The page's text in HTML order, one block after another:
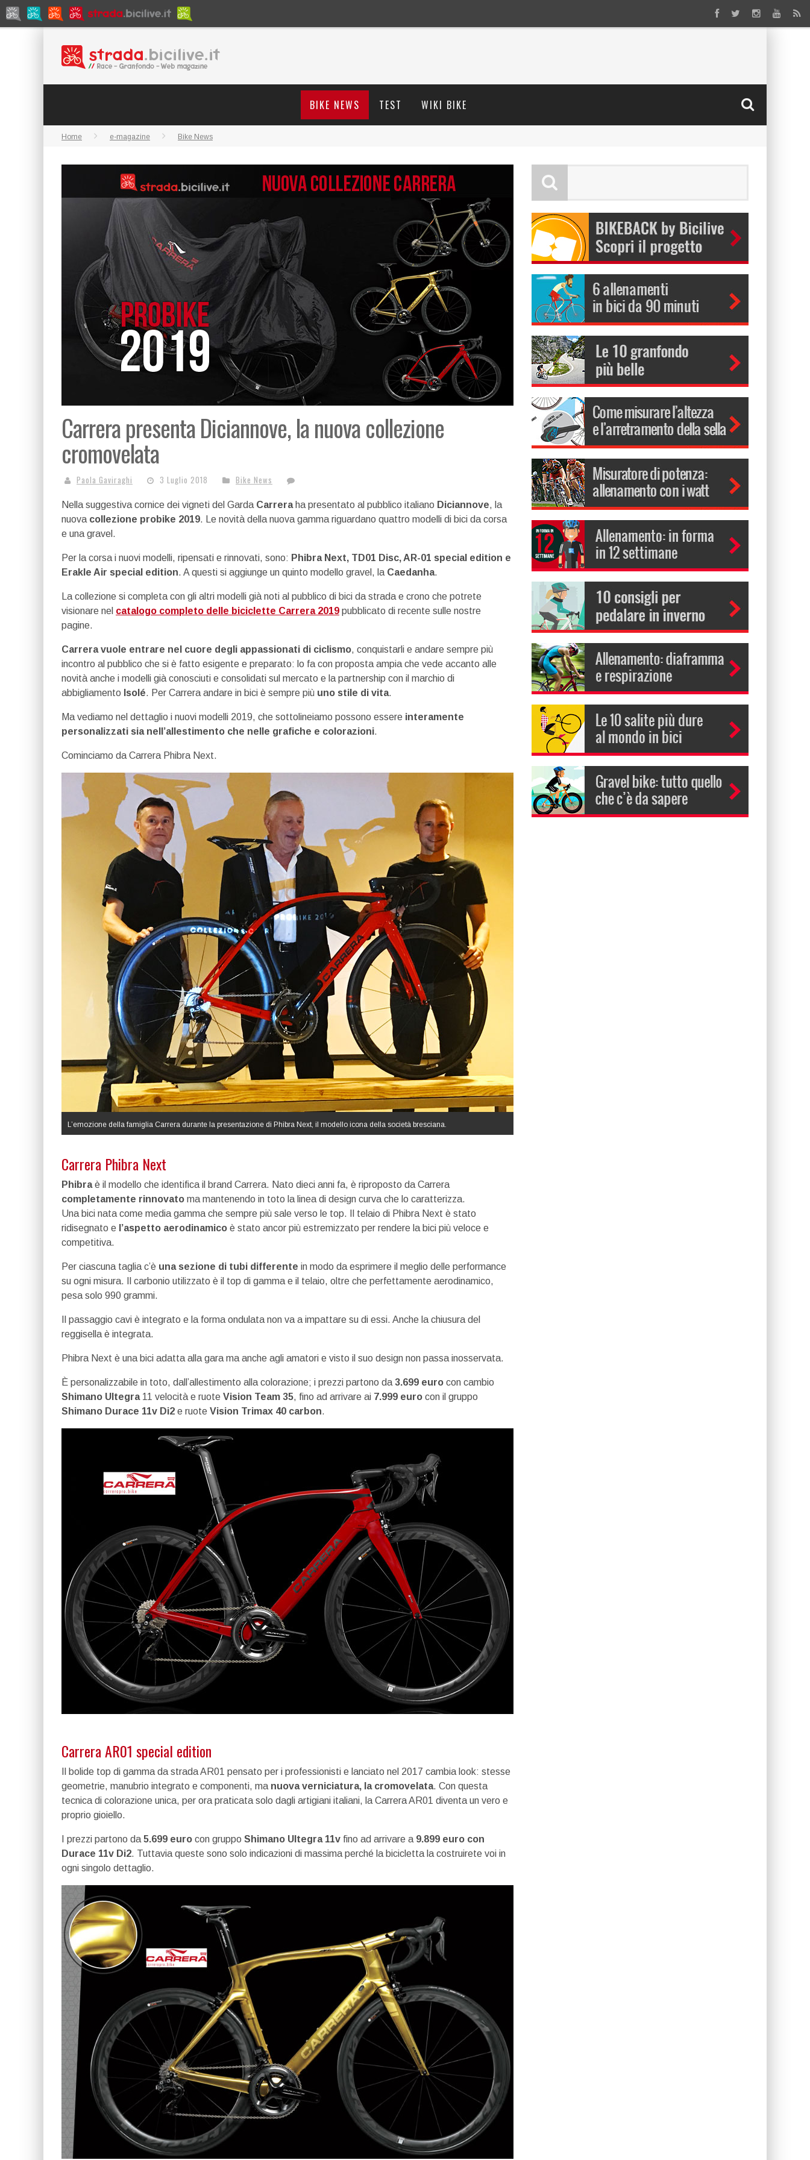
BIKE NEWS TEST WIKI BIKE
Home e-magazine Bike News
Carrera presenta Diciannove, la nuova collezione
cromovelata
Paola Gaviraghi 3 Luglio 2018 Bike News
Nella suggestiva cornice dei vigneti del Garda Carreraha presentato al pubblico italiano Diciannove, la
nuova collezione probike 2019. Le novità della nuova gamma riguardano quattro modelli di bici da corsa
e una gravel.
Per la corsa i nuovi modelli, ripensati e rinnovati, sono: Phibra Next, TD01 Disc, AR-01 special edition e
Erakle Air special edition. A questi si aggiunge un quinto modello gravel, la Caedanha.
La collezione si completa con gli altri modelli già noti al pubblico di bici da strada e crono che potrete
visionare nel catalogo completo delle biciclette Carrera 2019 pubblicato di recente sulle nostre
pagine.
Carrera vuole entrare nel cuore degli appassionati di ciclismo, conquistarli e andare sempre più
incontro al pubblico che si è fatto esigente e preparato: lo fa con proposta ampia che vede accanto alle
novità anche i modelli già conosciuti e consolidati sul mercato e la partnership con il marchio di
abbigliamento Isolé. Per Carrera andare in bici è sempre più uno stile di vita.
Ma vediamo nel dettaglio i nuovi modelli 2019, che sottolineiamo possono essere interamente
personalizzati sia nell’allestimento che nelle grafiche e colorazioni.
Cominciamo da Carrera Phibra Next.
L’emozione della famiglia Carrera durante la presentazione di Phibra Next, il modello icona della società bresciana.
Carrera Phibra Next
Phibraè il modello che identifica il brand Carrera. Nato dieci anni fa, è riproposto da Carrera
completamente rinnovato ma mantenendo in toto la linea di design curva che lo caratterizza.
Una bici nata come media gamma che sempre più sale verso le top. Il telaio di Phibra Next è stato
ridisegnato e l’aspetto aerodinamico è stato ancor più estremizzato per rendere la bici più veloce e
competitiva.
Per ciascuna taglia c’è una sezione di tubi differente in modo da esprimere il meglio delle performance
su ogni misura. Il carbonio utilizzato è il top di gamma e il telaio, oltre che perfettamente aerodinamico,
pesa solo 990 grammi.
Il passaggio cavi è integrato e la forma ondulata non va a impattare su di essi. Anche la chiusura del
reggisella è integrata.
Phibra Next è una bici adatta alla gara ma anche agli amatori e visto il suo design non passa inosservata.
È personalizzabile in toto, dall’allestimento alla colorazione; i prezzi partono da 3.699 euro con cambio
Shimano Ultegra11 velocità e ruote Vision Team 35, fino ad arrivare ai 7.999 euro con il gruppo
Shimano Durace 11v Di2 e ruote Vision Trimax 40 carbon.
Carrera AR01 special edition
Il bolide top di gamma da strada AR01 pensato per i professionisti e lanciato nel 2017 cambia look: stesse
geometrie, manubrio integrato e componenti, ma nuova verniciatura, la cromovelata. Con questa
tecnica di colorazione unica, per ora praticata solo dagli artigiani italiani, la Carrera AR01 diventa un vero e
proprio gioiello.
I prezzi partono da 5.699 euro con gruppo Shimano Ultegra 11v fino ad arrivare a 9.899 euro con
Durace 11v Di2. Tuttavia queste sono solo indicazioni di massima perché la bicicletta la costruirete voi in
ogni singolo dettaglio.